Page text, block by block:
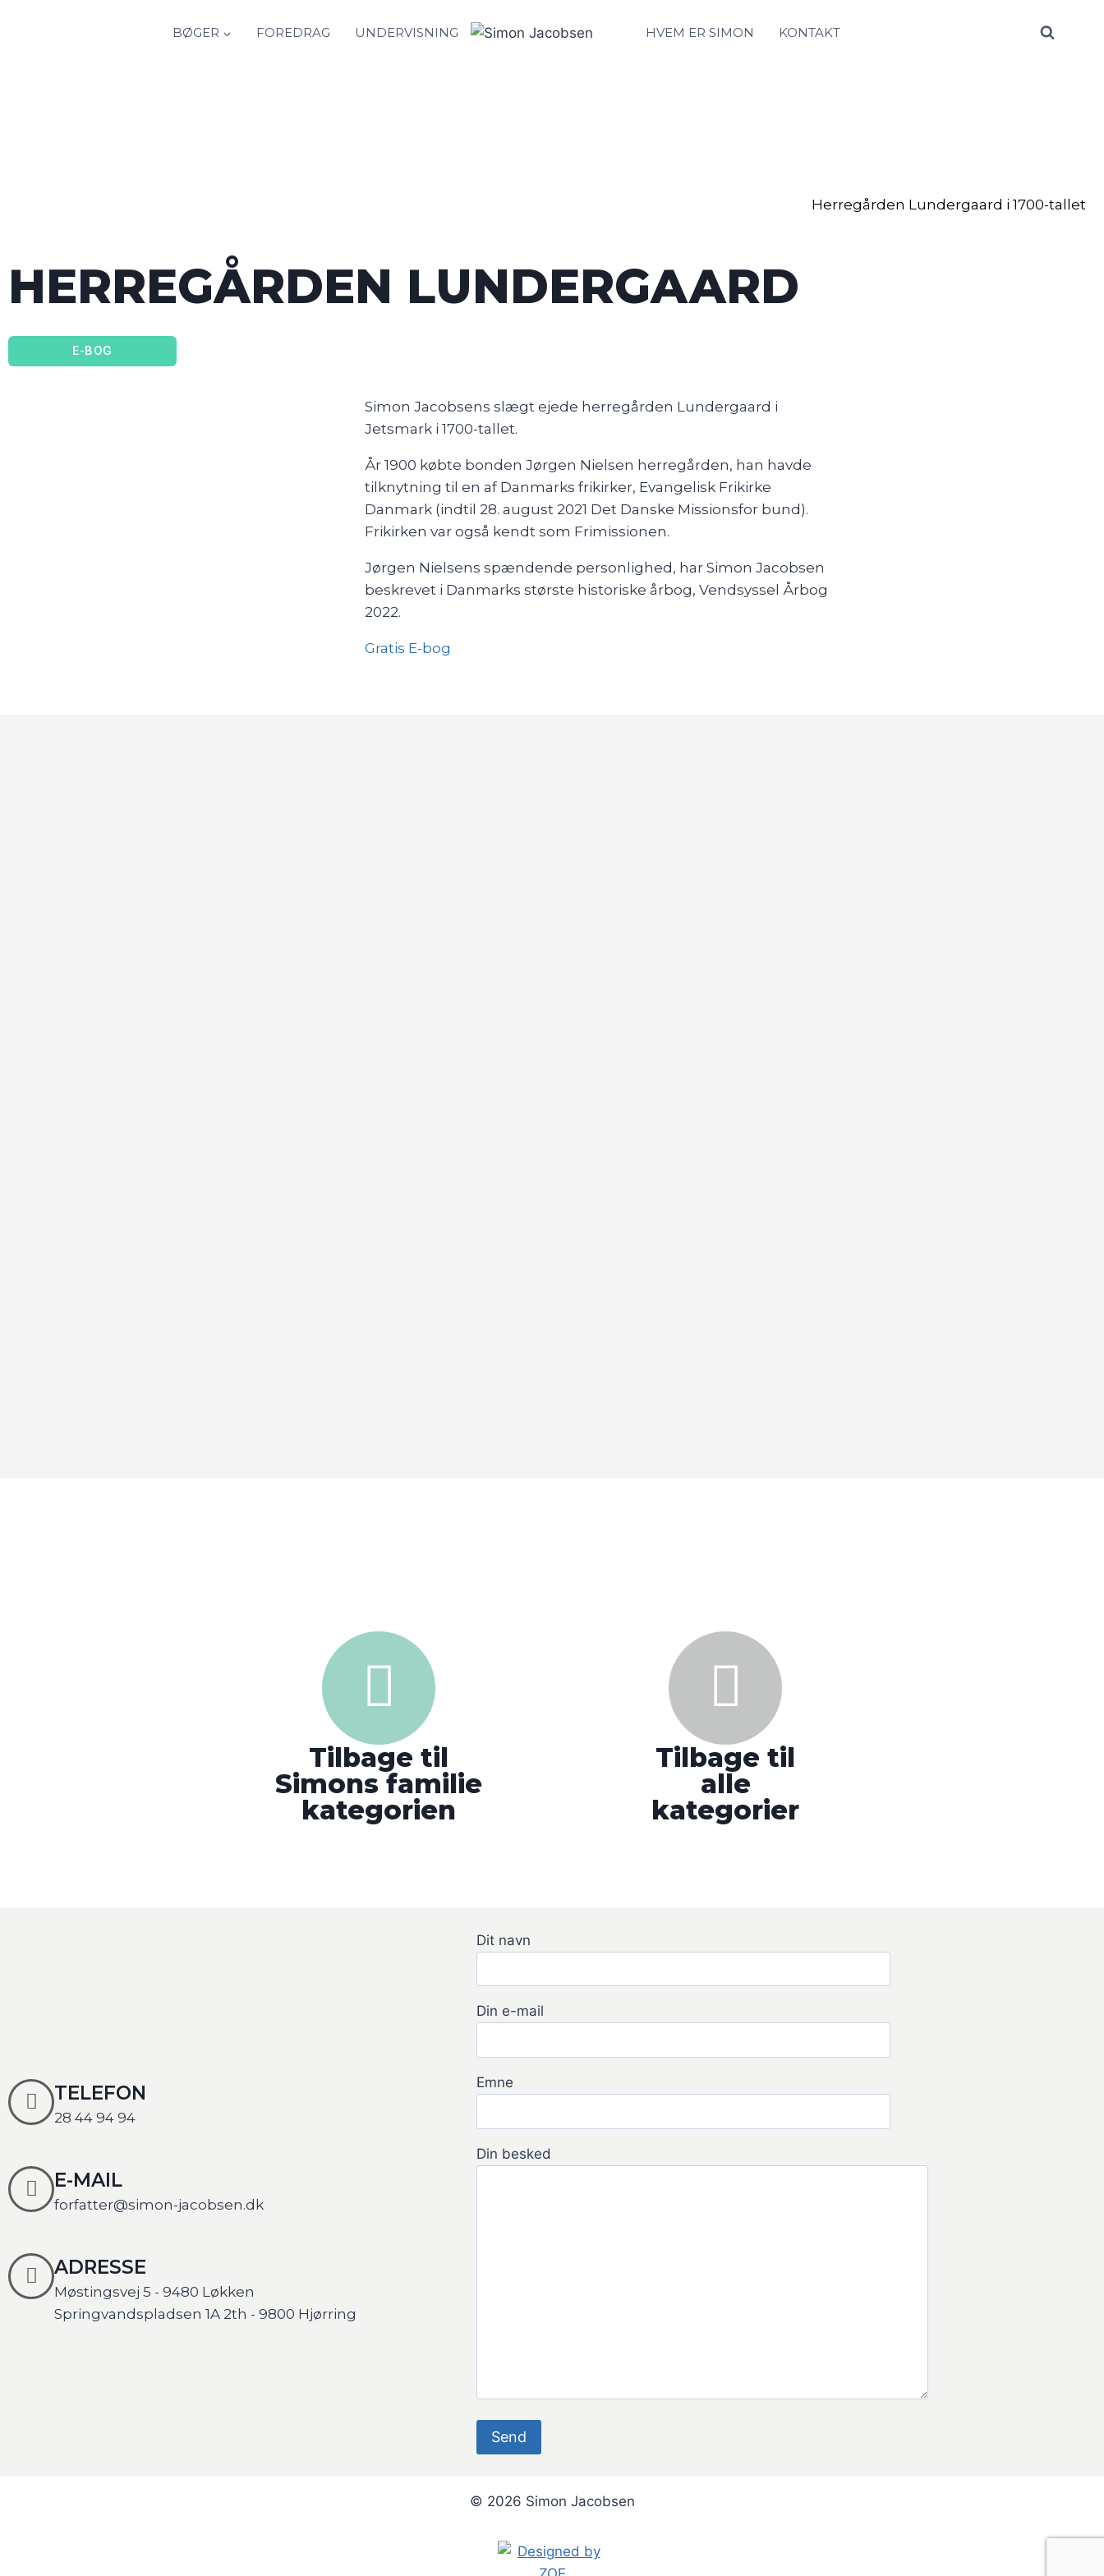
BØGER FOREDRAG UNDERVISNING HVEM ER SIMON KONTAKT
Herregården Lundergaard i 1700-tallet
HERREGÅRDEN LUNDERGAARD
E-BOG
Simon Jacobsens slægt ejede herregården Lundergaard i
Jetsmark i 1700-tallet.
År 1900 købte bonden Jørgen Nielsen herregården, han havde
tilknytning til en af Danmarks frikirker, Evangelisk Frikirke
Danmark (indtil 28. august 2021 Det Danske Missionsfor bund).
Frikirken var også kendt som Frimissionen.
Jørgen Nielsens spændende personlighed, har Simon Jacobsen
beskrevet i Danmarks største historiske årbog, Vendsyssel Årbog
2022.
Gratis E-bog
Tilbage til
Simons familie
kategorien
Tilbage til
alle
kategorier
TELEFON
28 44 94 94
E-MAIL
forfatter@simon-jacobsen.dk
ADRESSE
Møstingsvej 5 - 9480 Løkken
Springvandspladsen 1A 2th - 9800 Hjørring
Dit navn
Din e-mail
Emne
Din besked
© 2026 Simon Jacobsen